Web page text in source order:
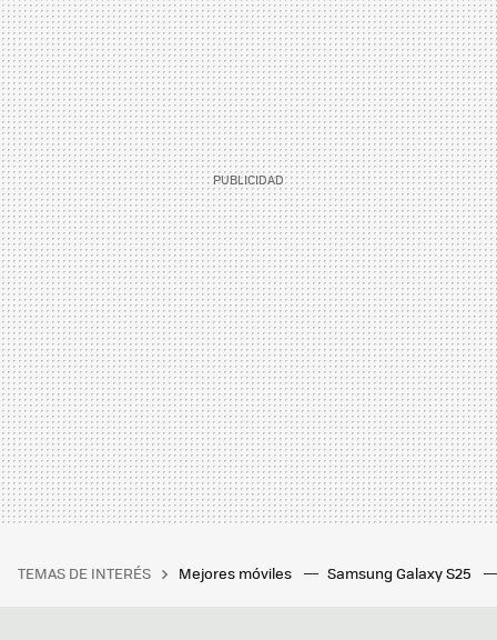
TEMAS DE INTERÉS Mejores móviles Samsung Galaxy S25